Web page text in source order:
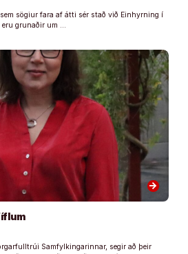
sögiur fara af átti sér stað við Einhyrning í
grunaðir um …
arrow_forward
Samfylkingarinnar, segir að þeir